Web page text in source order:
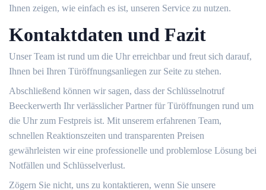
Ihnen zeigen, wie einfach es ist, unseren Service zu nutzen.​
Kontaktdaten und Fazit
Unser Team ist rund um die Uhr erreichbar und freut sich darauf,
Ihnen bei Ihren Türöffnungsanliegen zur Seite zu stehen.​
Abschließend können wir sagen, dass der Schlüsselnotruf
Beeckerwerth Ihr verlässlicher Partner für Türöffnungen rund um
die Uhr zum Festpreis ist.​ Mit unserem erfahrenen Team,
schnellen Reaktionszeiten und transparenten Preisen
gewährleisten wir eine professionelle und problemlose Lösung bei
Notfällen und Schlüsselverlust.​
Zögern Sie nicht, uns zu kontaktieren, wenn Sie unsere